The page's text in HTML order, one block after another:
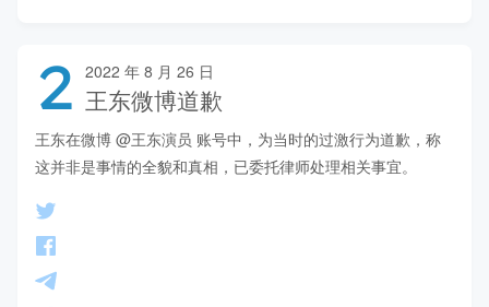
2 2022 年 8 月 26 日
王东微博道歉
王东在微博 @王东演员 账号中，为当时的过激行为道歉，称
这并非是事情的全貌和真相，已委托律师处理相关事宜。